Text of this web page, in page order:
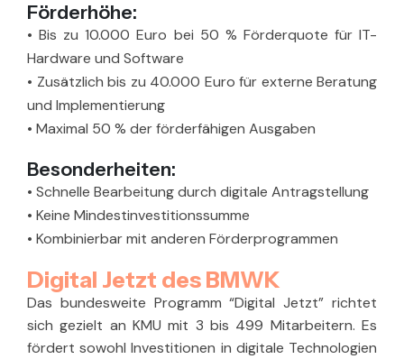
Förderhöhe:
•Bis zu 10.000 Euro bei 50 % Förderquote für IT-
Hardware und Software
• Zusätzlich bis zu 40.000 Euro für externe Beratung
und Implementierung
• Maximal 50 % der förderfähigen Ausgaben
Besonderheiten:
• Schnelle Bearbeitung durch digitale Antragstellung
• Keine Mindestinvestitionssumme
• Kombinierbar mit anderen Förderprogrammen
Digital Jetzt des BMWK
Das bundesweite Programm “Digital Jetzt” richtet
sich gezielt an KMU mit 3 bis 499 Mitarbeitern. Es
fördert sowohl Investitionen in digitale Technologien